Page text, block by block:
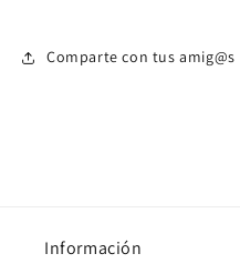
Comparte con tus amig@s
Información